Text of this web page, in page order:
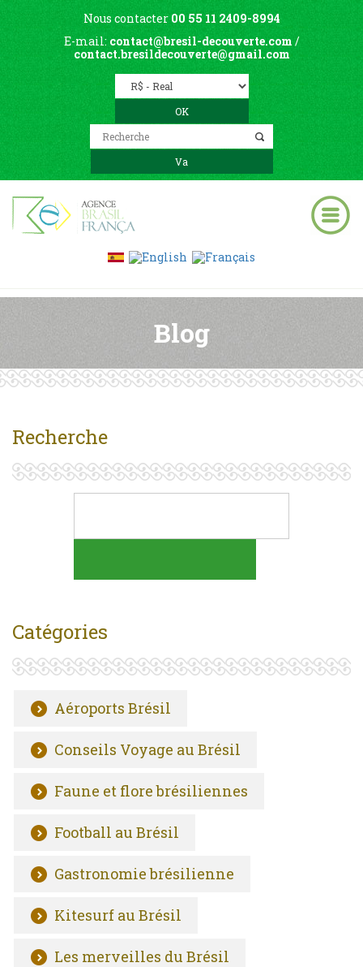
Nous contacter 00 55 11 2409-8994
E-mail: contact@bresil-decouverte.com /
contact.bresildecouverte@gmail.com
Blog
Recherche
Catégories
Aéroports Brésil
Conseils Voyage au Brésil
Faune et flore brésiliennes
Football au Brésil
Gastronomie brésilienne
Kitesurf au Brésil
Les merveilles du Brésil